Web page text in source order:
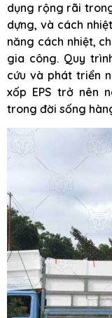
dụng rộng rãi
dựng, và cách
năng cách nhiệt,
gia công. Quy
cứu và phát triển
xốp EPS trở nên
trong đời sống